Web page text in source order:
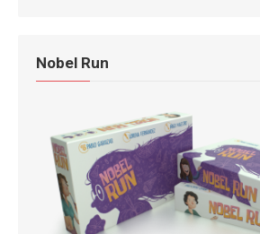
Nobel Run